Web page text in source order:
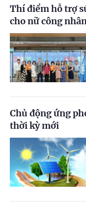
Thí điểm hỗ trợ
cho nữ công
Chủ động ứng
thời kỳ mới